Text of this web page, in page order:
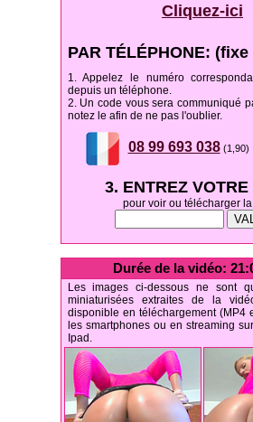
Cliquez-ici
PAR TÉLÉPHONE:
1. Appelez le numéro
depuis un téléphone.
2. Un code vous sera communiqué
notez le afin de ne pas l'oublier.
08 99 693 038(1,90)
3. ENTREZ VOTRE
pour voir ou télécharger
Durée de la vidéo:
Les images ci-dessous ne sont
miniaturisées extraites de la
disponible en téléchargement (MP4
les smartphones ou en streaming
Ipad.